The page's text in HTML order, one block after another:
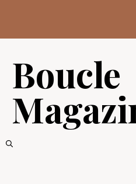
contenu
Boucle